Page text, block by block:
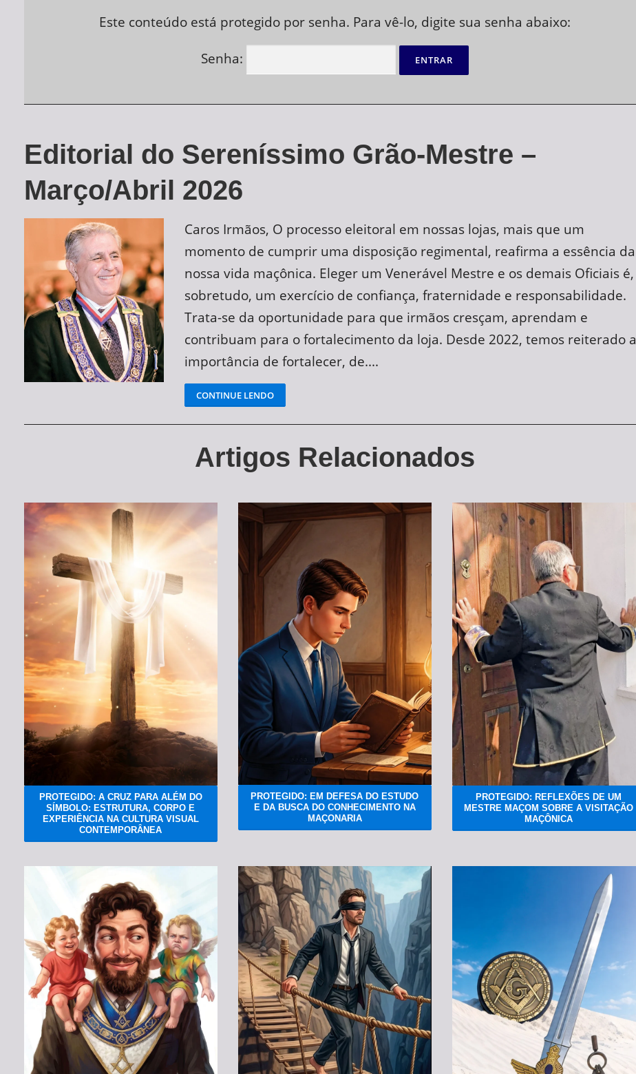
Este conteúdo está protegido por senha. Para vê-lo, digite sua senha abaixo:
Senha:
Editorial do Sereníssimo Grão-Mestre –
Março/Abril 2026
Caros Irmãos, O processo eleitoral em nossas lojas, mais que um
momento de cumprir uma disposição regimental, reafirma a essência da
nossa vida maçônica. Eleger um Venerável Mestre e os demais Oficiais é,
sobretudo, um exercício de confiança, fraternidade e responsabilidade.
Trata-se da oportunidade para que irmãos cresçam, aprendam e
contribuam para o fortalecimento da loja. Desde 2022, temos reiterado a
importância de fortalecer, de....
CONTINUE LENDO
Artigos Relacionados
PROTEGIDO: A CRUZ PARA ALÉM DO
SÍMBOLO: ESTRUTURA, CORPO E
EXPERIÊNCIA NA CULTURA VISUAL
CONTEMPORÂNEA
PROTEGIDO: EM DEFESA DO ESTUDO
E DA BUSCA DO CONHECIMENTO NA
MAÇONARIA
PROTEGIDO: REFLEXÕES DE UM
MESTRE MAÇOM SOBRE A VISITAÇÃO
MAÇÔNICA